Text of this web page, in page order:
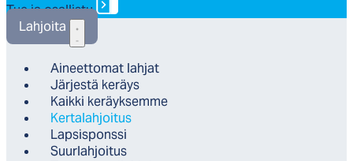
Tue ja osallistu
Lah­joi­ta
Ai­neet­to­mat lah­jat
Jär­jes­tä ke­räys
Kaik­ki ke­räyk­sem­me
Ker­ta­lah­joi­tus
Lap­sis­pons­si
Suur­lah­joi­tus